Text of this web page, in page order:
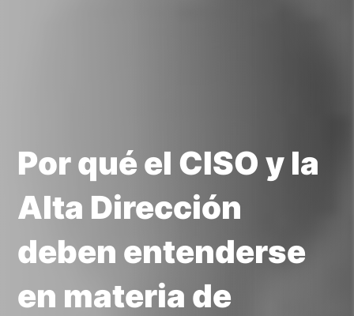
Por qué el CISO y la
Alta Dirección
deben entenderse
en materia de